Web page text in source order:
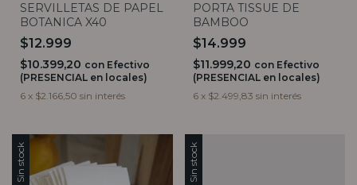
SERVILLETAS DE PAPEL
BOTANICA X40
$12.999
$10.399,20 con Efectivo
(PRESENCIAL en locales)
6 x $2.166,50 sin interés
PORTA TISSUE DE
BAMBOO
$14.999
$11.999,20 con Efectivo
(PRESENCIAL en locales)
6 x $2.499,83 sin interés
Sin stock Sin stock